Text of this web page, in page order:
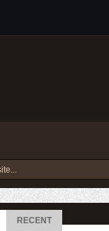
RECENT